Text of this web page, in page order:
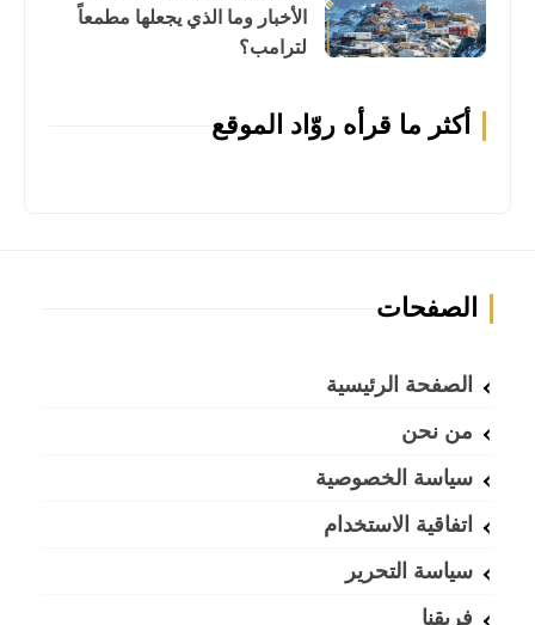
الأخبار وما الذي يجعلها مطمعاً
لترامب؟
أكثر ما قرأه روّاد الموقع
الصفحات
الصفحة الرئيسية
من نحن
سياسة الخصوصية
اتفاقية الاستخدام
سياسة التحرير
فريقنا